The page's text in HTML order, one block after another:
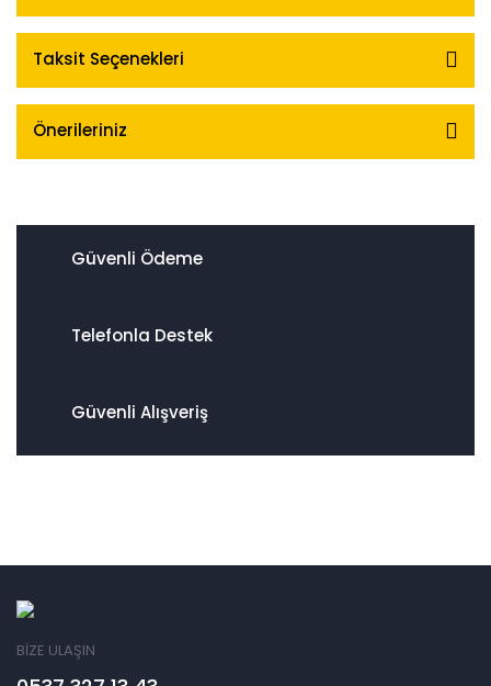
Taksit Seçenekleri
Önerileriniz
Güvenli Ödeme
Telefonla Destek
Güvenli Alışveriş
BİZE ULAŞIN